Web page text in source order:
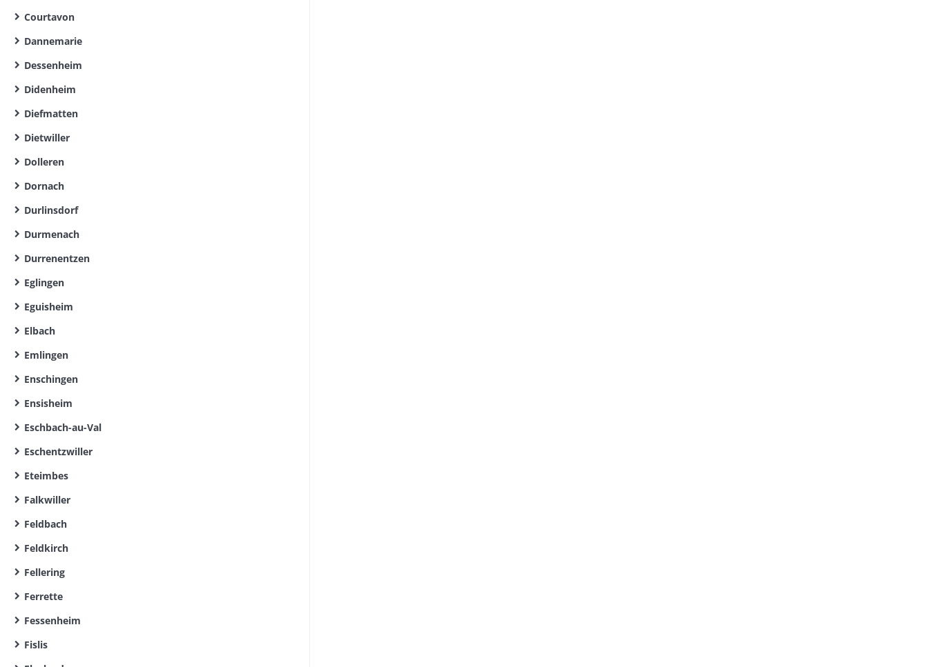
Courtavon
Dannemarie
Dessenheim
Didenheim
Diefmatten
Dietwiller
Dolleren
Dornach
Durlinsdorf
Durmenach
Durrenentzen
Eglingen
Eguisheim
Elbach
Emlingen
Enschingen
Ensisheim
Eschbach-au-Val
Eschentzwiller
Eteimbes
Falkwiller
Feldbach
Feldkirch
Fellering
Ferrette
Fessenheim
Fislis